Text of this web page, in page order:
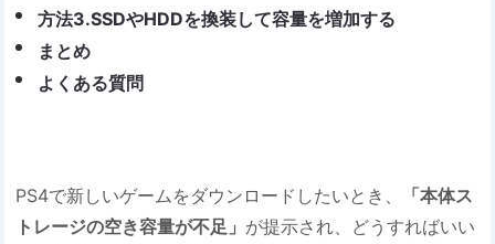
方法3.SSDやHDDを換装して容量を増加する
まとめ
よくある質問
PS4で新しいゲームをダウンロードしたいとき、
「本体ス
トレージの空き容量が不足」 が提示され、どうすればいい